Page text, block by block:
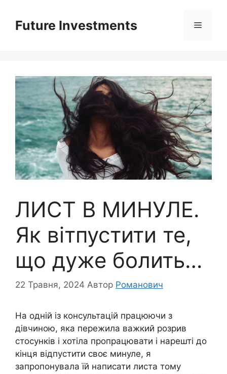
вмістуFuture Investments Меню
ЛИСТ В МИНУЛЕ.
Як вітпустити те,
що дуже болить…
22 Травня, 2024 Автор Романович
На одній із консультацій працюючи з
дівчиною, яка пережила важкий розрив
стосунків і хотіла пропрацювати і нарешті до
кінця відпустити своє минуле, я
запропонувала їй написати листа тому